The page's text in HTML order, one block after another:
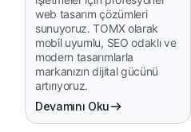
web tasarım çözümleri
sunuyoruz. TOMX olarak
mobil uyumlu, SEO odaklı ve
modern tasarımlarla
markanızın dijital gücünü
artırıyoruz.
Devamını Oku